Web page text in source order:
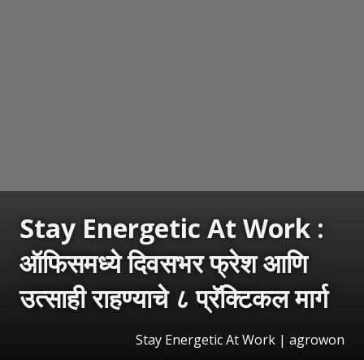
Stay Energetic At Work :
ऑफिसमध्ये दिवसभर फ्रेश आणि
उत्साही राहण्याचे ८ प्रॅक्टिकल मार्ग
Stay Energetic At Work | agrowon